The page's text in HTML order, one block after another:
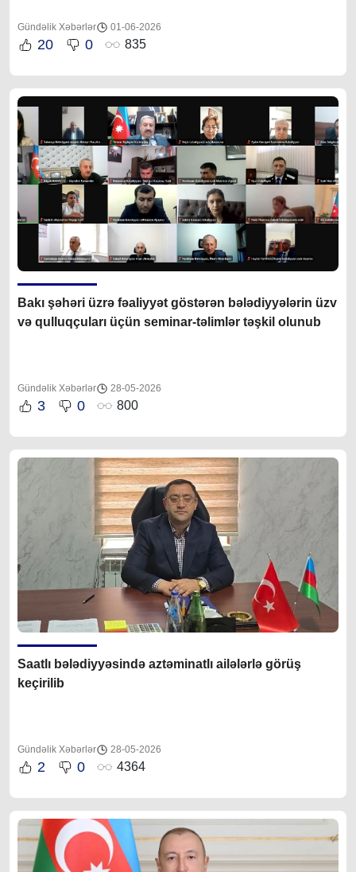
Gündəlik Xəbərlər 01-06-2026
20 0 835
Bakı şəhəri üzrə fəaliyyət göstərən bələdiyyələrin üzv
və qulluqçuları üçün seminar-təlimlər təşkil olunub
Gündəlik Xəbərlər 28-05-2026
3 0 800
Saatlı bələdiyyəsində aztəminatlı ailələrlə görüş
keçirilib
Gündəlik Xəbərlər 28-05-2026
2 0 4364